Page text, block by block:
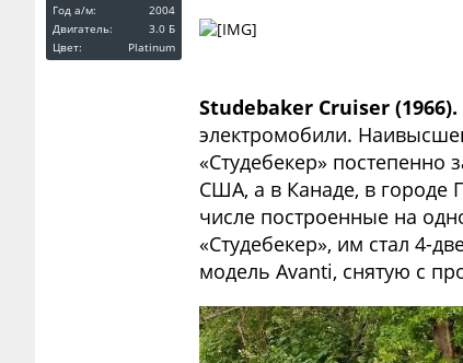
Год a/м:
2004
Двигатель:
3.0 Б
Цвет:
Platinum
Studebaker Cruiser (1966).
электромобили.
«Студебекер» постепенно
США, а в Канаде, в городе
числе построенные на
«Студебекер», им стал 4-
модель Avanti, снятую с